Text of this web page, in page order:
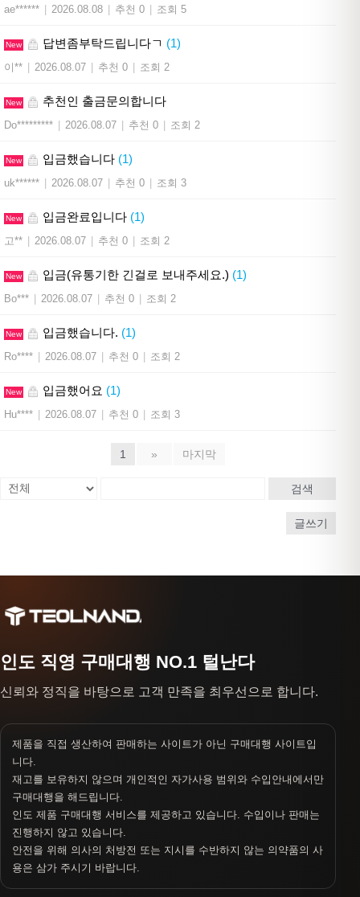
ae****** 2026.08.08 추천 0 조회 5
New 답변좀부탁드립니다ㄱ (1)
이** 2026.08.07 추천 0 조회 2
New 추천인 출금문의합니다
Do********* 2026.08.07 추천 0 조회 2
New 입금했습니다 (1)
uk****** 2026.08.07 추천 0 조회 3
New 입금완료입니다 (1)
고** 2026.08.07 추천 0 조회 2
New 입금(유통기한 긴걸로 보내주세요.) (1)
Bo*** 2026.08.07 추천 0 조회 2
New 입금했습니다. (1)
Ro**** 2026.08.07 추천 0 조회 2
New 입금했어요 (1)
Hu**** 2026.08.07 추천 0 조회 3
1 » 마지막
검색
글쓰기
인도 직영 구매대행 NO.1 털난다
신뢰와 정직을 바탕으로 고객 만족을 최우선으로 합니다.
제품을 직접 생산하여 판매하는 사이트가 아닌 구매대행 사이트입
니다.
재고를 보유하지 않으며 개인적인 자가사용 범위와 수입안내에서만
구매대행을 해드립니다.
인도 제품 구매대행 서비스를 제공하고 있습니다. 수입이나 판매는
진행하지 않고 있습니다.
안전을 위해 의사의 처방전 또는 지시를 수반하지 않는 의약품의 사
용은 삼가 주시기 바랍니다.